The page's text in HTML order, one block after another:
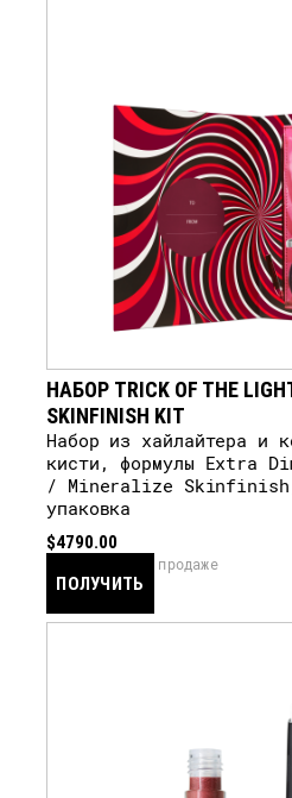
НАБОР TRICK OF THE
SKINFINISH KIT
Набор из хайлайтера и косметической
кисти, формулы Extra
/ Mineralize Skinfinish,
упаковка
$4790.00
ПОЛУЧИТЬ
скоро в продаже